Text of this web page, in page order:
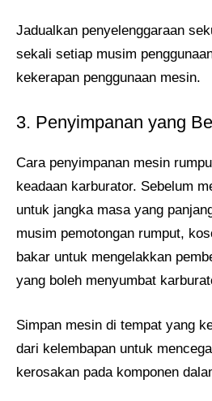
Jadualkan penyelenggaraan
sekali setiap musim
kekerapan penggunaan mesin.
3. Penyimpanan yang
Cara penyimpanan mesin
keadaan karburator. Sebelum
untuk jangka masa yang
musim pemotongan rumput,
bakar untuk mengelakkan
yang boleh menyumbat
Simpan mesin di tempat yang
dari kelembapan untuk
kerosakan pada komponen